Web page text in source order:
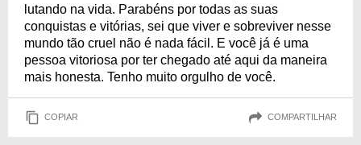
lutando na vida. Parabéns por todas as suas
conquistas e vitórias, sei que viver e sobreviver nesse
mundo tão cruel não é nada fácil. E você já é uma
pessoa vitoriosa por ter chegado até aqui da maneira
mais honesta. Tenho muito orgulho de você.
COPIAR COMPARTILHAR